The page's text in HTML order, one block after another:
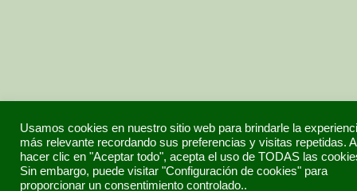
Usamos cookies en nuestro sitio web para brindarle la
más relevante recordando sus preferencias y visitas repetidas.
hacer clic en "Aceptar todo", acepta el uso de TODAS las
Sin embargo, puede visitar "Configuración de cookies" para
proporcionar un consentimiento controlado..